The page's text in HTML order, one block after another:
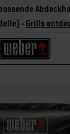
- Grills